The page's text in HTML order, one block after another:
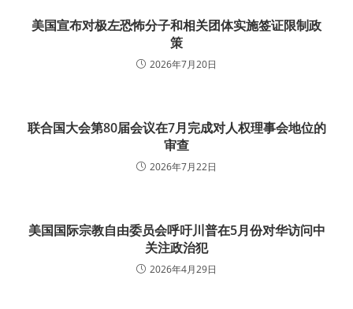
美国宣布对极左恐怖分子和相关团体实施签证限制政
策
2026年7月20日
联合国大会第80届会议在7月完成对人权理事会地位的
审查
2026年7月22日
美国国际宗教自由委员会呼吁川普在5月份对华访问中
关注政治犯
2026年4月29日